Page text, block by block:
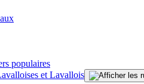
populaires
et Lavallois